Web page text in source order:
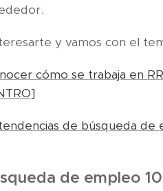
y vamos con el
cómo se trabaja en
de búsqueda de
de empleo